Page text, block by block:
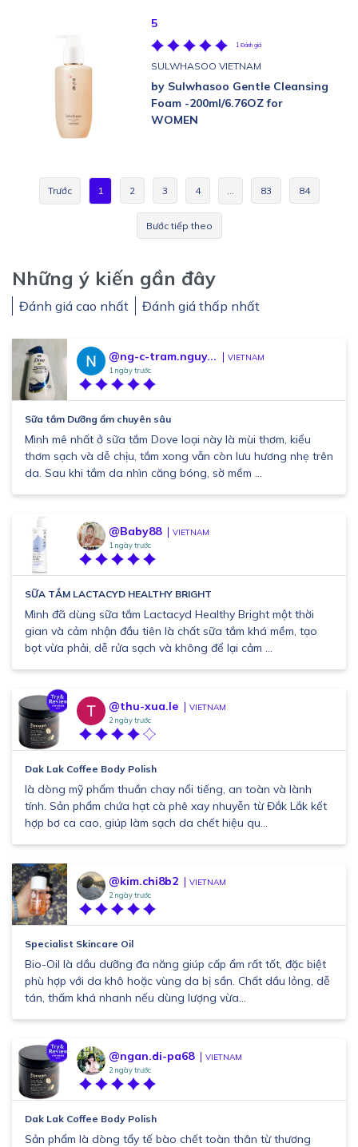
5
1 Đánh giá
SULWHASOO VIETNAM
by Sulwhasoo Gentle Cleansing
Foam -200ml/6.76OZ for
WOMEN
Trước 1 2 3 4 … 83 84
Bước tiếp theo
Những ý kiến gần đây
Đánh giá cao nhất Đánh giá thấp nhất
@ng-c-tram.nguy... VIETNAM
1 ngày trước
Sữa tắm Dưỡng ẩm chuyên sâu
Mình mê nhất ở sữa tắm Dove loại này là mùi thơm, kiểu
thơm sạch và dễ chịu, tắm xong vẫn còn lưu hương nhẹ trên
da. Sau khi tắm da nhìn căng bóng, sờ mềm ...
@Baby88 VIETNAM
1 ngày trước
SỮA TẮM LACTACYD HEALTHY BRIGHT
Mình đã dùng sữa tắm Lactacyd Healthy Bright một thời
gian và cảm nhận đầu tiên là chất sữa tắm khá mềm, tạo
bọt vừa phải, dễ rửa sạch và không để lại cảm ...
@thu-xua.le VIETNAM
2 ngày trước
Dak Lak Coffee Body Polish
là dòng mỹ phẩm thuần chay nổi tiếng, an toàn và lành
tính. Sản phẩm chứa hạt cà phê xay nhuyễn từ Đắk Lắk kết
hợp bơ ca cao, giúp làm sạch da chết hiệu qu...
@kim.chi8b2 VIETNAM
2 ngày trước
Specialist Skincare Oil
Bio-Oil là dầu dưỡng đa năng giúp cấp ẩm rất tốt, đặc biệt
phù hợp với da khô hoặc vùng da bị sần. Chất dầu lỏng, dễ
tán, thấm khá nhanh nếu dùng lượng vừa...
@ngan.di-pa68 VIETNAM
2 ngày trước
Dak Lak Coffee Body Polish
Sản phẩm là dòng tẩy tế bào chết toàn thân từ thương